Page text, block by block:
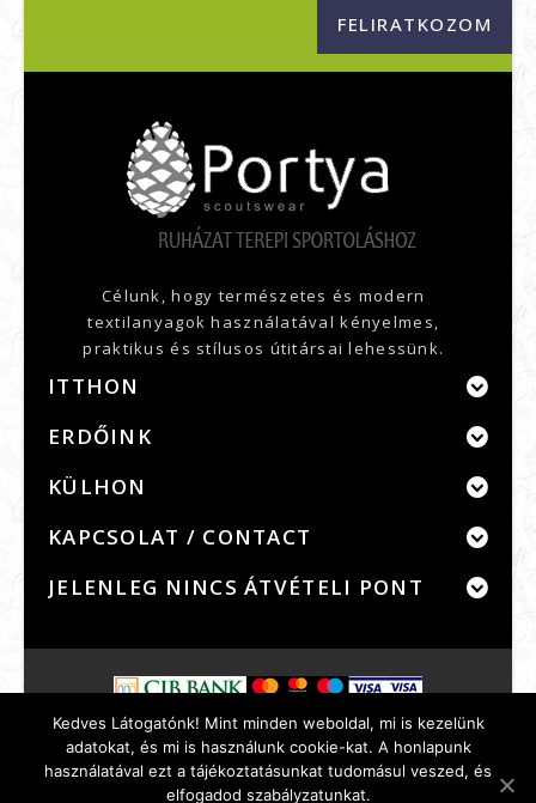
Célunk, hogy természetes és modern
textilanyagok használatával kényelmes,
praktikus és stílusos útitársai lehessünk.
ITTHON
ERDŐINK
KÜLHON
KAPCSOLAT / CONTACT
JELENLEG NINCS ÁTVÉTELI PONT
Szerződési feltételek
Adatvédelem
Bankkártyás fizetés
GYIK WebInfo
Rólunk
© 2026Portya.Net
Kedves Látogatónk! Mint minden weboldal, mi is kezelünk
adatokat, és mi is használunk cookie-kat. A honlapunk
használatával ezt a tájékoztatásunkat tudomásul veszed, és
elfogadod szabályzatunkat.